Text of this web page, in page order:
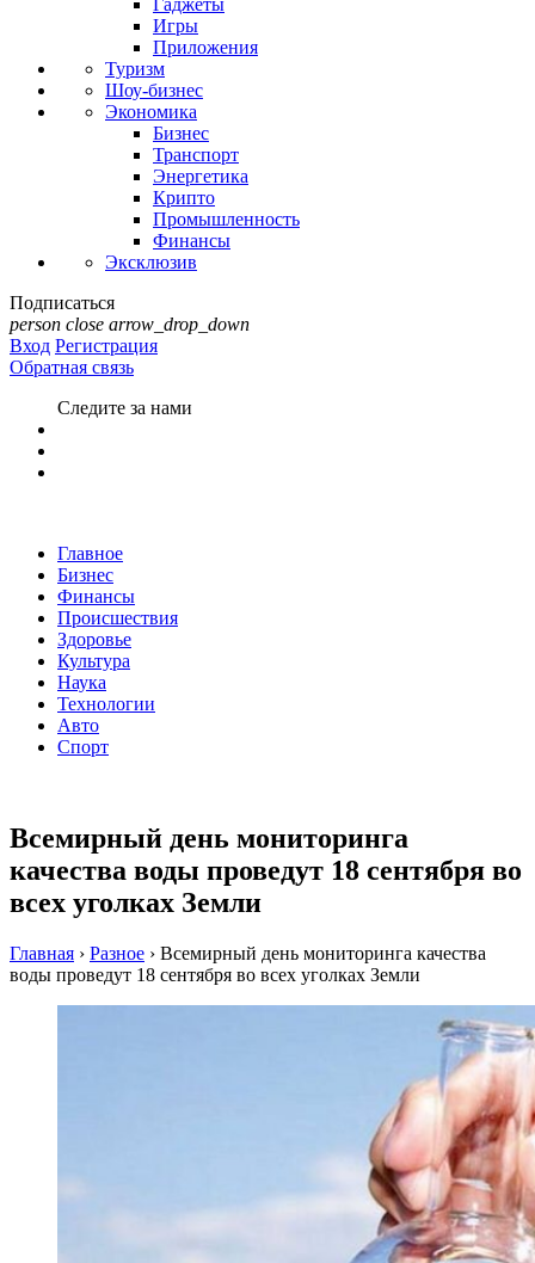
Гаджеты
Игры
Приложения
Туризм
Шоу-бизнес
Экономика
Бизнес
Транспорт
Энергетика
Крипто
Промышленность
Финансы
Эксклюзив
Подписаться
person close arrow_drop_down
Вход Регистрация
Обратная связь
Следите за нами
Главное
Бизнес
Финансы
Происшествия
Здоровье
Культура
Наука
Технологии
Авто
Спорт
Всемирный день мониторинга
качества воды проведут 18 сентября во
всех уголках Земли
Главная › Разное › Всемирный день мониторинга качества
воды проведут 18 сентября во всех уголках Земли